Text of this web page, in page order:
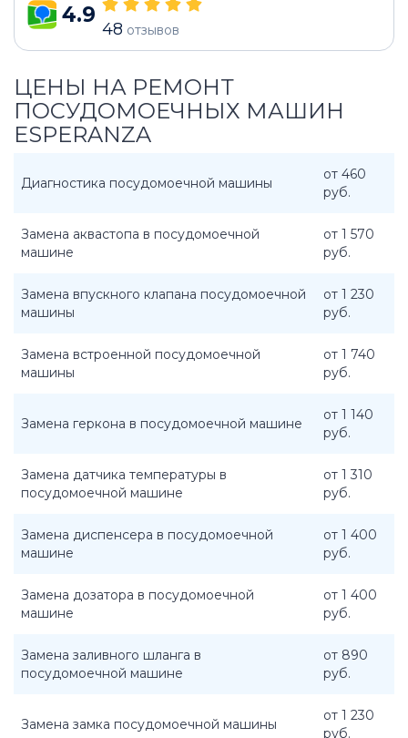
4.9
48 отзывов
ЦЕНЫ НА РЕМОНТ
ПОСУДОМОЕЧНЫХ МАШИН
ESPERANZA
Диагностика посудомоечной машины
от 460
руб.
Замена аквастопа в посудомоечной
машине
от 1 570
руб.
Замена впускного клапана посудомоечной
машины
от 1 230
руб.
Замена встроенной посудомоечной
машины
от 1 740
руб.
Замена геркона в посудомоечной машине
от 1 140
руб.
Замена датчика температуры в
посудомоечной машине
от 1 310
руб.
Замена диспенсера в посудомоечной
машине
от 1 400
руб.
Замена дозатора в посудомоечной
машине
от 1 400
руб.
Замена заливного шланга в
посудомоечной машине
от 890
руб.
Замена замка посудомоечной машины
от 1 230
руб.